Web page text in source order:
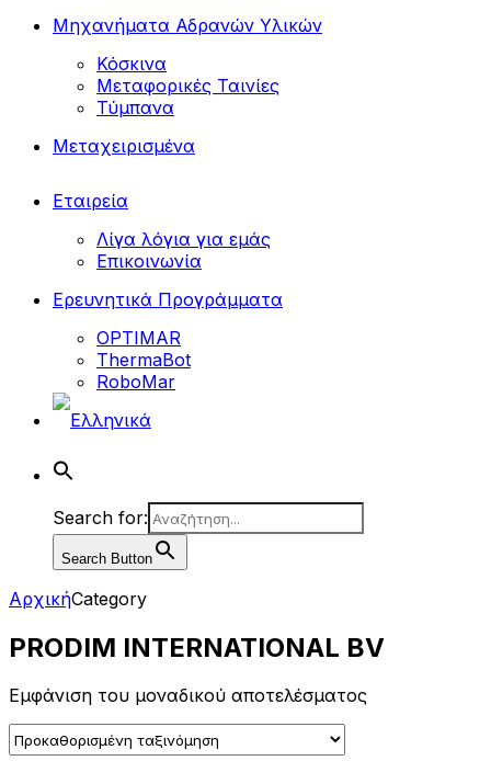
Μηχανήματα Αδρανών Υλικών
Κόσκινα
Μεταφορικές Ταινίες
Τύμπανα
Μεταχειρισμένα
Εταιρεία
Λίγα λόγια για εμάς
Επικοινωνία
Ερευνητικά Προγράμματα
OPTIMAR
ThermaBot
RoboMar
Search for:
Search Button
ΑρχικήCategory
PRODIM INTERNATIONAL BV
Εμφάνιση του μοναδικού αποτελέσματος